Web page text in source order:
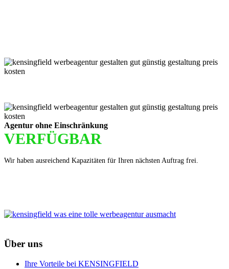
Agentur ohne Einschränkung
VERFÜGBAR
Wir haben ausreichend Kapazitäten für Ihren nächsten Auftrag frei.
Über uns
Ihre Vorteile bei KENSINGFIELD